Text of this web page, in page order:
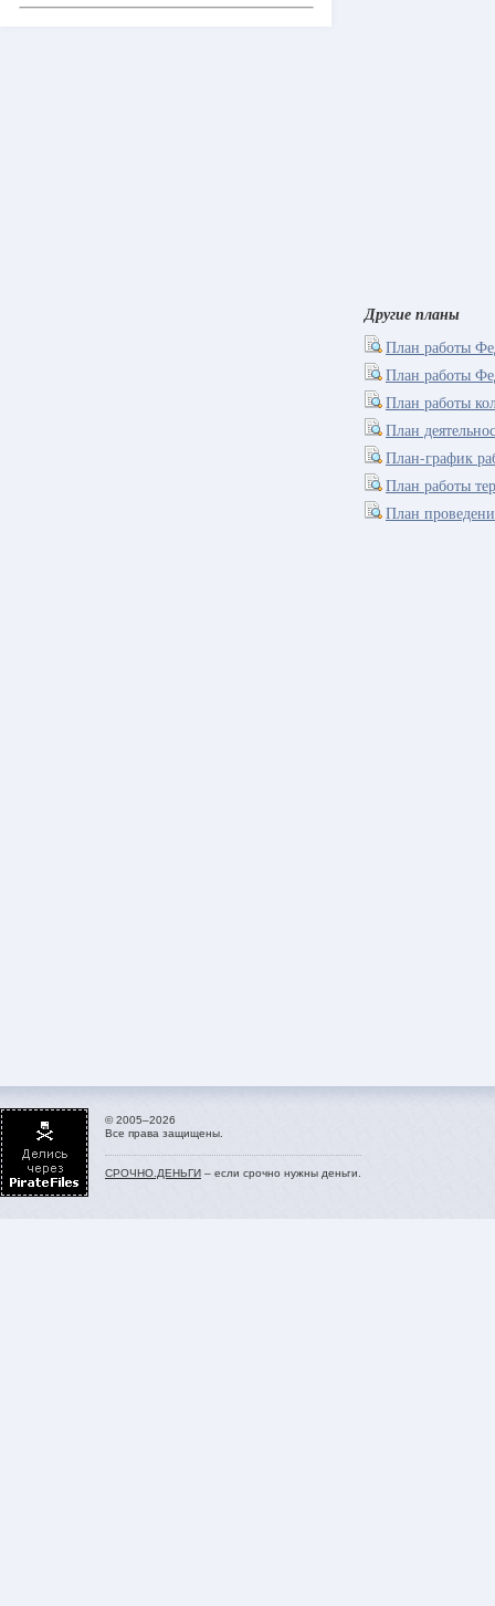
Другие планы
План работы
План работы
План работы
План
План-график
План работы
План
© 2005–2026
Все права защищены.
СРОЧНО.ДЕНЬГИ – если срочно нужны деньги.